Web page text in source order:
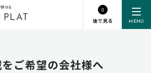
MENU
せる
0
後で見る
ご希望の会社様へ